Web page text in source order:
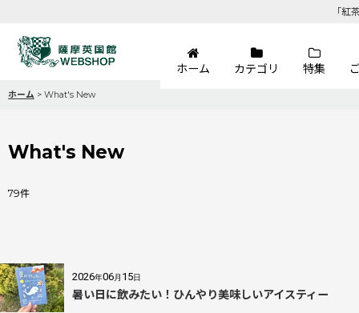
「紅
ホーム カテゴリ 特集
ホーム > What's New
What's New
79件
2026年06月 15日
暑い日に飲みたい！ひんやり美味しいアイスティー